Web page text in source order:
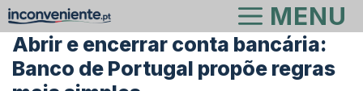
Saltar
para
conteúdo
MENU
Abrir e encerrar conta bancária:
Banco de Portugal propõe regras